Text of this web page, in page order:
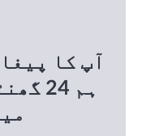
آپ کا
ہم